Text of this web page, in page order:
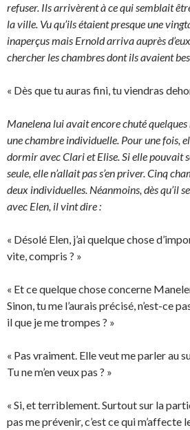
refuser. Ils arrivèrent à ce qui semblait
la ville. Vu qu’ils étaient presque une
inaperçus mais Ernold arriva auprès
chercher les chambres dont ils avaient
« Dès que tu auras fini, tu viendras
Manelena lui avait encore chuté
une chambre individuelle. Pour une fois,
dormir avec Clari et Elise. Si elle pouvait
seule, elle n’allait pas s’en priver. Cinq
deux individuelles. Néanmoins, dès qu’il
avec Elen, il vint dire :
« Désolé Elen, j’ai quelque chose
vite, compris ? »
« Et ce quelque chose concerne
Sinon, tu me l’aurais précisé, n’est-ce
il que je me trompes ? »
« Pas vraiment. Elle veut me parler au
Tu ne m’en veux pas ? »
« Si, et terriblement. Surtout sur la
pas me prévenir, c’est ce qui m’affecte